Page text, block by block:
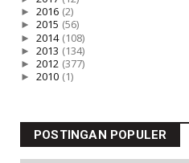
► 2016 (2)
► 2015 (56)
► 2014 (108)
► 2013 (134)
► 2012 (377)
► 2010 (1)
POSTINGAN POPULER